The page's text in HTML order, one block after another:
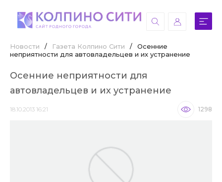
Новости / Газета Колпино Сити /
Осенние
неприятности для автовладельцев и их устранение
Осенние неприятности для
автовладельцев и их устранение
18.10.2013 16:21 1298